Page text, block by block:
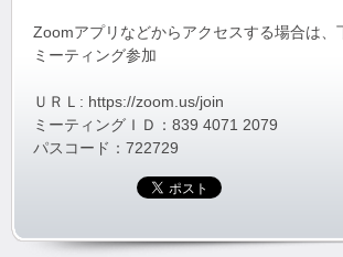
Zoomアプリなどからアクセスする場合は、
ミーティング参加
ＵＲＬ: https://zoom.us/join
ミーティングＩＤ：839 4071 2079
パスコード：722729